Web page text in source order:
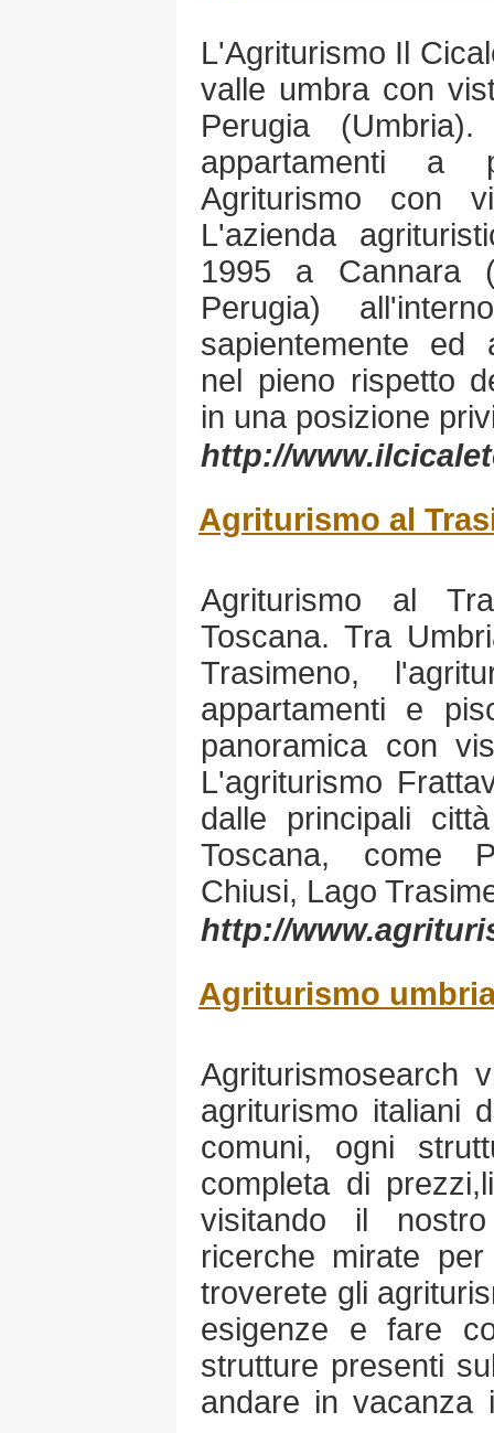
L'Agriturismo Il
valle umbra con
Perugia
appartamenti a
Agriturismo con
L'azienda
1995 a Cannara
Perugia)
sapientemente ed
nel pieno rispetto
in una posizione
http://
Agriturismo al
Agriturismo al
Toscana. Tra
Trasimeno,
appartamenti e
panoramica con
L'agriturismo
dalle principali
Toscana, come
Chiusi, Lago
http://
Agriturismo
Agriturismosearch
agriturismo italiani
comuni, ogni
completa di
visitando il
ricerche mirate
troverete gli
esigenze e fare
strutture presenti
andare in vacanza